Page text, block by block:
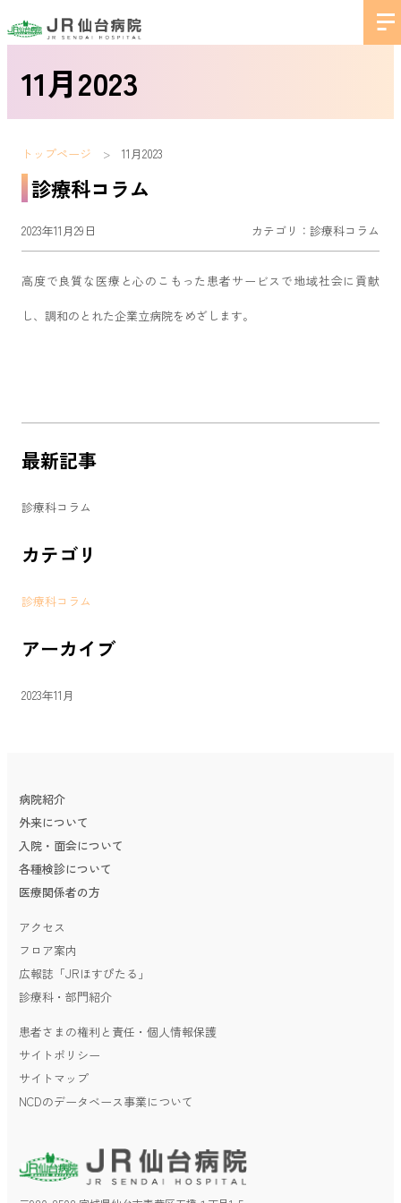
11月2023
トップページ 11月2023
診療科コラム
2023年11月29日 カテゴリ： 診療科コラム
高度で良質な医療と心のこもった患者サービスで地域社会に貢献
し、調和のとれた企業立病院をめざします。
最新記事
診療科コラム
カテゴリ
診療科コラム
アーカイブ
2023年11月
病院紹介
外来について
入院・面会について
各種検診について
医療関係者の方
アクセス
フロア案内
広報誌「JRほすぴたる」
診療科・部門紹介
患者さまの権利と責任・個人情報保護
サイトポリシー
サイトマップ
NCDのデータベース事業について